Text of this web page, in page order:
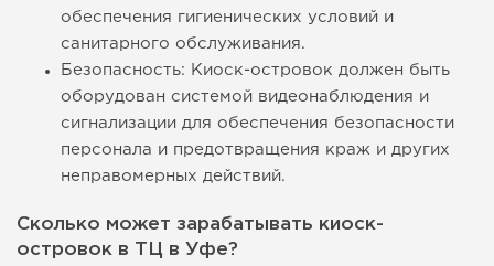
обеспечения гигиенических условий и
санитарного обслуживания.
Безопасность: Киоск-островок должен быть
оборудован системой видеонаблюдения и
сигнализации для обеспечения безопасности
персонала и предотвращения краж и других
неправомерных действий.
Сколько может зарабатывать киоск-
островок в ТЦ в Уфе?